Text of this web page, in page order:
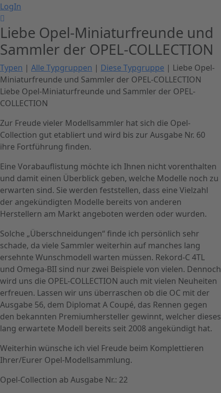
LogIn
Liebe Opel-Miniaturfreunde und
Sammler der OPEL-COLLECTION
Typen | Alle Typgruppen | Diese Typgruppe | Liebe Opel-
Miniaturfreunde und Sammler der OPEL-COLLECTION
Liebe Opel-Miniaturfreunde und Sammler der OPEL-
COLLECTION
Zur Freude vieler Modellsammler hat sich die Opel-
Collection gut etabliert und wird bis zur Ausgabe Nr. 60
ihre Fortführung finden.
Eine Vorabauflistung möchte ich Ihnen nicht vorenthalten
und damit einen Überblick geben, welche Modelle noch zu
erwarten sind. Sie werden feststellen, dass eine Vielzahl
der angekündigten Modelle bereits von anderen
Herstellern am Markt angeboten werden oder wurden.
Solche „Überschneidungen“ finde ich persönlich sehr
schade, da viele Sammler weiterhin auf manches lang
ersehnte Wunschmodell warten müssen. Rekord-C 4TL
und Omega-BII sind nur zwei Beispiele von vielen. Dennoch
wird uns die OPEL-COLLECTION auch mit vielen Neuheiten
erfreuen. Lassen wir uns überraschen ob die OC mit der
Ausgabe 56, dem Diplomat A Coupé, das Rennen gegen
den bekannten Premiumhersteller gewinnt, welcher dieses
lang erwartete Modell bereits seit 2008 angekündigt hat.
Weiterhin wünsche ich viel Freude beim Komplettieren
Ihrer/Eurer Opel-Modellsammlung.
Opel-Collection ab Ausgabe Nr.: 22